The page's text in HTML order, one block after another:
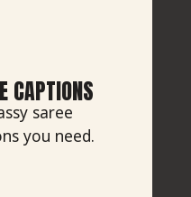
CAPTIONS
saree
you need.